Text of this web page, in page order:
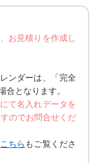
お見積りを作成し
ンダーは、「完全
合となります。
て名入れデータを
のでお問合せくだ
こちら もご覧くださ